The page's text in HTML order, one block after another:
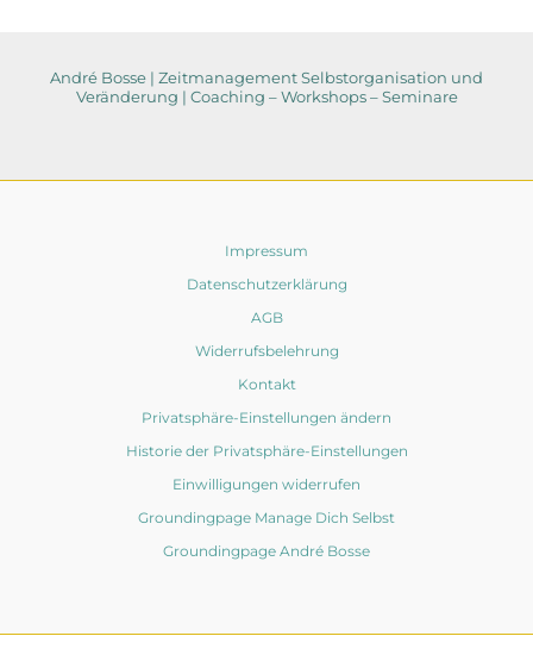
André Bosse | Zeitmanagement Selbstorganisation und
Veränderung | Coaching – Workshops – Seminare
Impressum
Datenschutzerklärung
AGB
Widerrufsbelehrung
Kontakt
Privatsphäre-Einstellungen ändern
Historie der Privatsphäre-Einstellungen
Einwilligungen widerrufen
Groundingpage Manage Dich Selbst
Groundingpage André Bosse